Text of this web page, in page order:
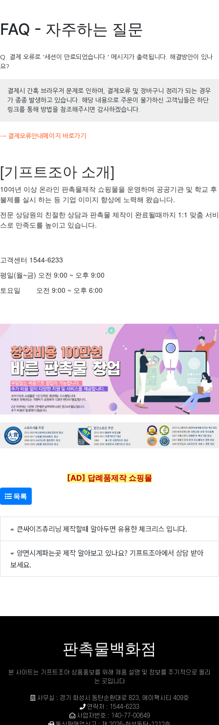
FAQ - 자주하는 질문
Q. 결제 오류로 '세션이 만료되었습니다.' 메시지가 출력됩니다. 해결방안이 있나
요?
결제시 간혹 브라우저 문제로 인하여, 결제오류 및 장바구니 정리가 되는 경우
가 종종 발생하고 있습니다. 해당 내용으로 주문이 불가하신 고객님들은 하단
링크를 통해 방법을 참조해주시면 감사하겠습니다.
→ 결제오류안내페이지 바로가기
[기프트조아 소개]
10여년 이상 온라인 판촉물제작 쇼핑몰을 운영하며 공공기관 및 학교 후
불제를 실시 하는 등 기업 이미지 향상에 노력해 왔습니다.
전문 상담원의 친절한 상담과 판촉물 제작이 완료될때까지 1:1 맞춤 서비
스로 만족도를 높이고 있습니다.
고객센터 1544-6233
평일(월~금) 오전 9:00 ~ 오후 9:00
토요일 오전 9:00 ~ 오후 6:00
[AD] 답례품제작 쇼핑몰
목록
큰싸이즈츄리닝 제작할때 알아두면 유용한 체크리스 입니다.
양면시계파는곳 제작 알아보고 있나요? 기프트조아에서 상담 받아
보세요.
판촉물백화점
본 사이트는 기프트조아 상품홍보를 위해 제품 설명 및 정보를 주기적으로 올리
는 곳입니다
사무실 : 경기 화성시 동탄순환대로 823, 에이팩시티 409호
연락처 : 1544-6233
사업자번호 : 140-77-00649